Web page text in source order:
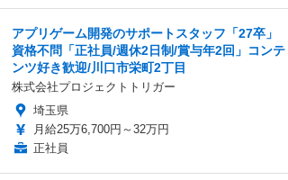
アプリゲーム開発のサポートスタッフ「27卒」
資格不問「正社員/週休2日制/賞与年2回」コンテ
ンツ好き歓迎/川口市栄町2丁目
株式会社プロジェクトトリガー
埼玉県
月給25万6,700円～32万円
正社員